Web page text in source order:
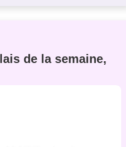
de la semaine,